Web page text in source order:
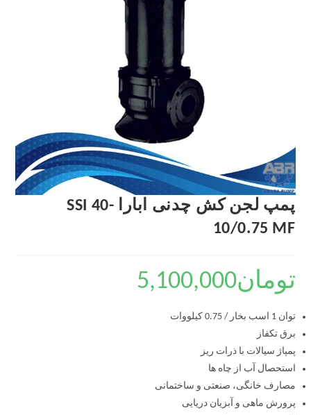
پمپ لجن کش چدنی ابارا SSI 40-
10/0.75 MF
تومان5,100,000
توان 1 اسب بخار / 0.75 کیلووات
برق تکفاز
پمپاژ سیالات با ذرات ریز
استحصال آب از چاه ها
مصارف خانگی، صنعتی و ساختمانی
پرورش ماهی و آبزیان دریایی